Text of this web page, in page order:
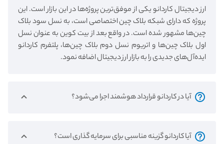
ارز دیجیتال کاردانو یکی از موفق‌ترین پروژه‌ها در این بازار است. این
پروژه که دارای شبکه بلاک چین اختصاصی است، به نسل سود بلاک
چین‌ها مشهور شده است. در واقع بعد از بیت کوین به عنوان نسل
اول بلاک چین‌ها و اتریوم نسل دوم بلاک چین‌ها، پلتفرم کاردانو
ایده‌آل‌های جدیدی را به بازار ارز دیجیتال اضافه نمود.
آیا در کاردانو قرارداد هوشمند اجرا می‌شود؟
آیا کاردانو گزینه مناسبی برای سرمایه گذاری است؟